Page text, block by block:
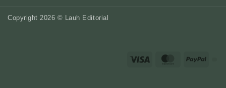
Copyright 2026 © Lauh Editorial
Visa MasterCard